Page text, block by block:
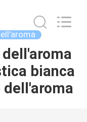
bianca
dell'aroma